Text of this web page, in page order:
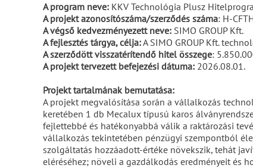
A program neve: KKV Technológia Plusz
A projekt azonosítószáma/szerződés száma: H-
A végső kedvezményezett neve: SIMO GROUP Kft.
A fejlesztés tárgya, célja:A SIMO GROUP Kft.
A szerződött visszatérítendő hitel összege:
A projekt tervezett befejezési dátuma: 2026.08.01.
Projekt tartalmának bemutatása:
A projekt megvalósítása során a vállalkozás
keretében 1 db Mecalux típusú karos
fejlettebbé és hatékonyabbá válik a raktározási
vállalkozás tekintetében pénzügyi szempontból
szolgáltatás hozzáadott-értéke növekszik, tehát
eléréséhez; növeli a gazdálkodás eredményeit és